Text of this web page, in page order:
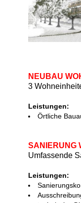
NEUBAU
3
Leistungen:
Örtliche
SANIERUNG
Umfassende
Leistungen: